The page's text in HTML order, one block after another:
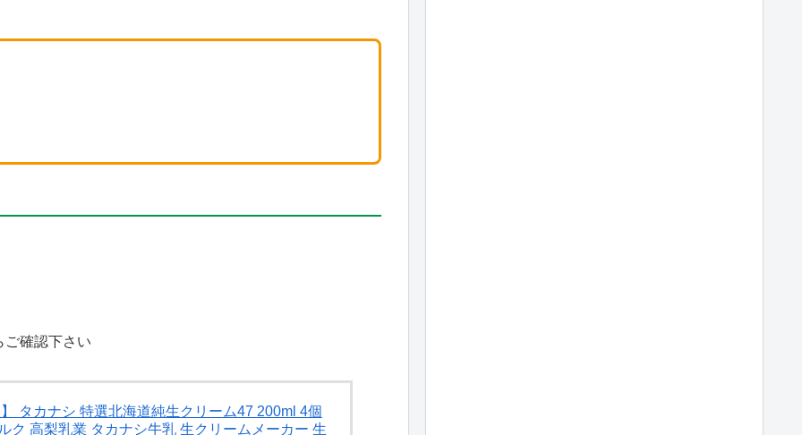
確認下さい
タカナシ 特選北海道純生クリーム47 200ml 4個
ク 高梨乳業 タカナシ牛乳 生クリームメーカー 生